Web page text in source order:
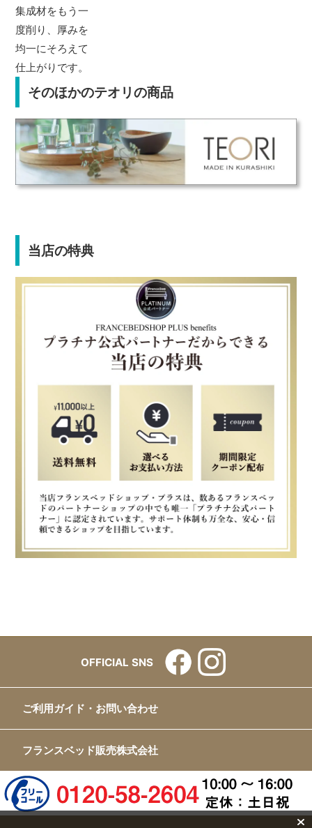
集成材をもう一
度削り、厚みを
均一にそろえて
仕上がりです。
そのほかのテオリの商品
当店の特典
OFFICIAL SNS
ご利用ガイド・お問い合わせ
フランスベッド販売株式会社